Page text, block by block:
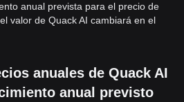
anual prevista para el precio de
valor de Quack AI cambiará en el
anuales de Quack AI
anual previsto